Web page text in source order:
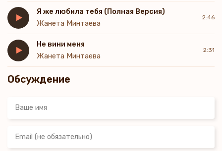
Я же любила тебя (Полная Версия)
Жанета Минтаева
2:46
Не вини меня
Жанета Минтаева
2:31
Обсуждение